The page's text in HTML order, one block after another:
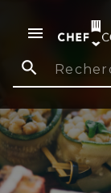

search